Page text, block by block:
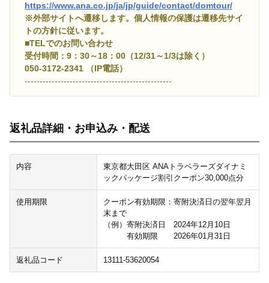
https://www.ana.co.jp/ja/jp/guide/contact/domtour/
※外部サイトへ遷移します。個人情報の保護は遷移先サイ
トの方針に従います。
■TELでのお問い合わせ
受付時間：9：30～18：00（12/31～1/3は除く）
050-3172-2341 （IP電話）
-------------------------------------------------
返礼品詳細・お申込み・配送
内容
東京都大田区 ANAトラベラーズダイナミ
ックパッケージ割引クーポン30,000点分
使用期限
クーポン有効期限：寄附決済日の翌年翌月
末まで
（例）寄附決済日 2024年12月10日
有効期限 2026年01月31日
返礼品コード 13111-53620054